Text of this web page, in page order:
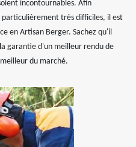
incontournables. Afin
très difficiles, il est
en Artisan Berger. Sachez qu'il
garantie d'un meilleur rendu de
du marché.